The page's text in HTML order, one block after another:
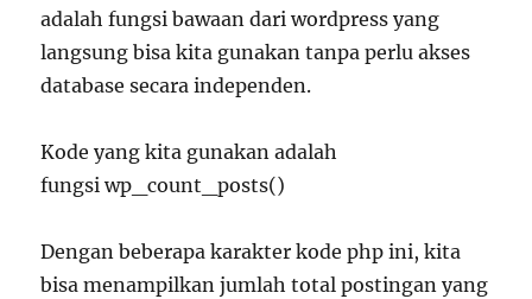
adalah fungsi bawaan dari wordpress yang
langsung bisa kita gunakan tanpa perlu akses
database secara independen.
Kode yang kita gunakan adalah
fungsiwp_count_posts()
Dengan beberapa karakter kode php ini, kita
bisa menampilkan jumlah total postingan yang